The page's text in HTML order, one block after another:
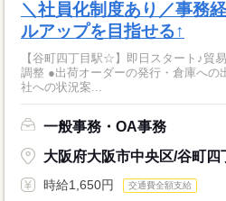
＼社員化制度あり／事務
ルアップを目指せる↑
【谷町四丁目駅☆】即日スタート♪貿易事務の
調整 ●出荷オーダーの発行・倉庫への
社への状況案...
一般事務・OA事務
大阪府大阪市中央区/谷町四
時給1,650円 交通費全額支給